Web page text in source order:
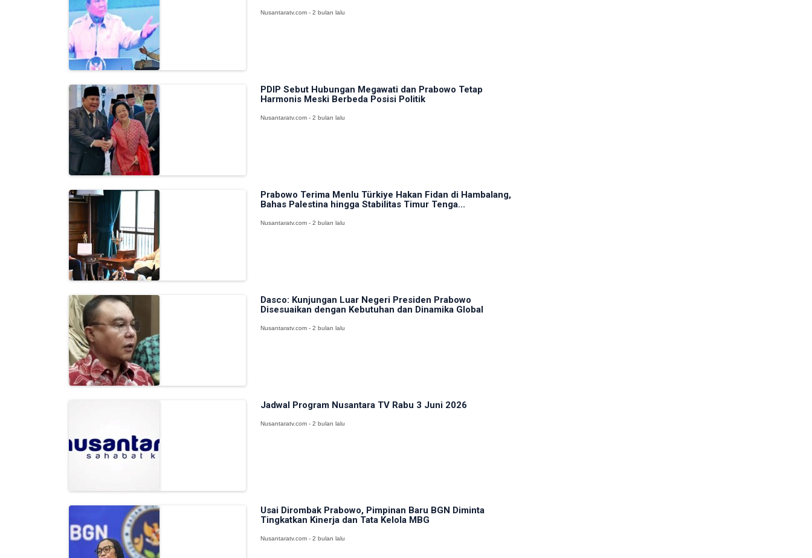
Nusantaratv.com - 2 bulan lalu
PDIP Sebut Hubungan Megawati dan Prabowo Tetap
Harmonis Meski Berbeda Posisi Politik
Nusantaratv.com - 2 bulan lalu
Prabowo Terima Menlu Türkiye Hakan Fidan di Hambalang,
Bahas Palestina hingga Stabilitas Timur Tenga...
Nusantaratv.com - 2 bulan lalu
Dasco: Kunjungan Luar Negeri Presiden Prabowo
Disesuaikan dengan Kebutuhan dan Dinamika Global
Nusantaratv.com - 2 bulan lalu
Jadwal Program Nusantara TV Rabu 3 Juni 2026
Nusantaratv.com - 2 bulan lalu
Usai Dirombak Prabowo, Pimpinan Baru BGN Diminta
Tingkatkan Kinerja dan Tata Kelola MBG
Nusantaratv.com - 2 bulan lalu